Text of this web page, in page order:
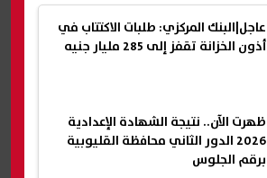
عاجل|البنك المركزي: طلبات الاكتتاب في
أذون الخزانة تقفز إلى 285 مليار جنيه
ظهرت الآن.. نتيجة الشهادة الإعدادية
2026 الدور الثاني محافظة القليوبية
برقم الجلوس